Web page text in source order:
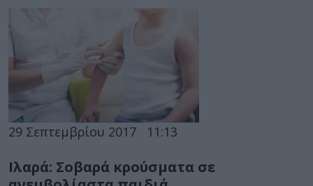
29 Σεπτεμβρίου 2017 11:13
Ιλαρά: Σοβαρά κρούσματα σε